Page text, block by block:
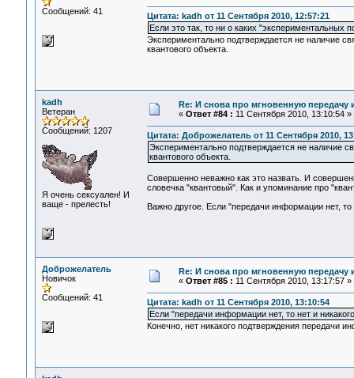
Сообщений: 41
Цитата: kadh от 11 Сентября 2010, 12:57:21
Если это так, то ни о каких "экспериментальных
Экспериментально подтверждается не наличие
квантового объекта.
kadh
Ветеран
Сообщений: 1207
Я очень сексуален! И
ваще - прелесть!
Re: И снова про мгновенную
« Ответ #84 : 11 Сентября 2010, 13:10:54 »
Цитата: Доброжелатель от 11 Сентября 2010,
Экспериментально подтверждается не наличие
квантового объекта.
Совершенно неважно как это назвать. И
словечка "квантовый". Как и упоминание про
Важно другое. Если "передачи информации нет, то
Доброжелатель
Новичок
Сообщений: 41
Re: И снова про мгновенную
« Ответ #85 : 11 Сентября 2010, 13:17:57 »
Цитата: kadh от 11 Сентября 2010, 13:10:54
Если "передачи информации нет, то нет и
Конечно, нет никакого подтверждения передачи